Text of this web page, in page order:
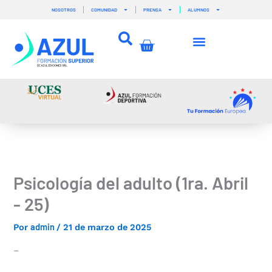
contenido
NOSOTROS COMUNIDAD PRENSA ALUMNOS
Carrito
Psicología del adulto (1ra. Abril
- 25)
Poradmin /21 de marzo de 2025
–